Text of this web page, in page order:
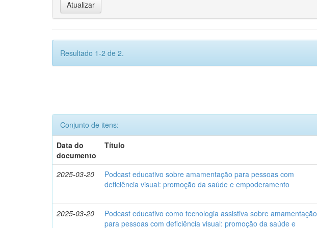
Resultado 1-2 de 2.
Conjunto de itens:
Data do
documento
Título
2025-03-20
Podcast educativo sobre amamentação para pessoas com
deficiência visual: promoção da saúde e empoderamento
2025-03-20
Podcast educativo como tecnologia assistiva sobre amamentação
para pessoas com deficiência visual: promoção da saúde e